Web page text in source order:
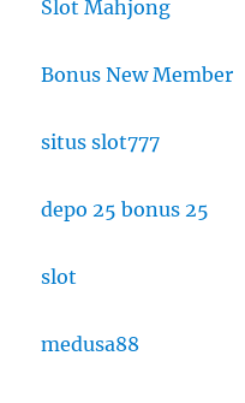
Slot Mahjong
Bonus New Member
situs slot777
depo 25 bonus 25
slot
medusa88